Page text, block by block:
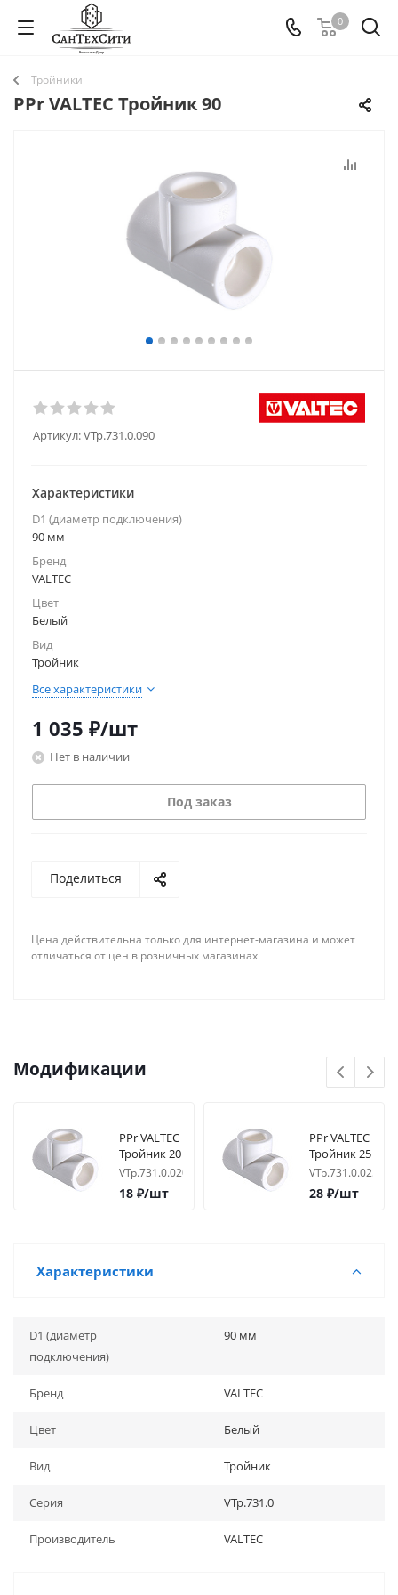
0
Тройники
PPr VALTEC Тройник 90
Артикул:VTp.731.0.090
Характеристики
D1 (диаметр подключения)
90 мм
Бренд
VALTEC
Цвет
Белый
Вид
Тройник
Все характеристики
1 035 ₽/шт
Нет в наличии
Под заказ
Поделиться
Цена действительна только для интернет-магазина и может
отличаться от цен в розничных магазинах
Модификации
PPr VALTEC
Тройник 20
VTp.731.0.020
18 ₽/шт
PPr VALTEC
Тройник 25
VTp.731.0.025
28 ₽/шт
Характеристики
D1 (диаметр
подключения)
90 мм
Бренд VALTEC
Цвет Белый
Вид Тройник
Серия VTp.731.0
Производитель VALTEC